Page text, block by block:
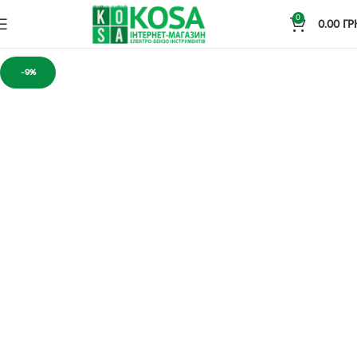
0
0.00
-9%